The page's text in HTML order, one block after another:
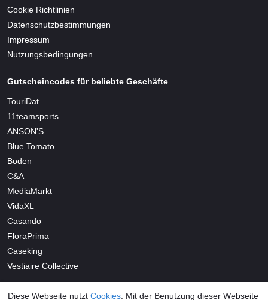
Cookie Richtlinien
Datenschutzbestimmungen
Impressum
Nutzungsbedingungen
Gutscheincodes für beliebte Geschäfte
TouriDat
11teamsports
ANSON'S
Blue Tomato
Boden
C&A
MediaMarkt
VidaXL
Casando
FloraPrima
Caseking
Vestiaire Collective
Diese Webseite nutzt Cookies . Mit der Benutzung dieser Webseite